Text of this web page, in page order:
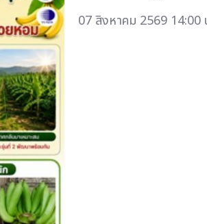
07 สิงหาคม 2569 14:00